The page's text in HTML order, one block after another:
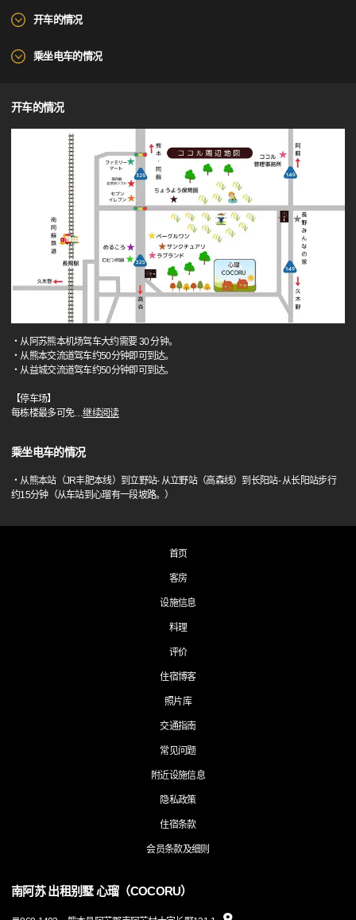
开车的情况
乘坐电车的情况
开车的情况
・从阿苏熊本机场驾车大约需要 30 分钟。
・从熊本交流道驾车约50分钟即可到达。
・从益城交流道驾车约50分钟即可到达。
【停车场】
每栋楼最多可免…继续阅读
乘坐电车的情况
・从熊本站（JR丰肥本线）到立野站- 从立野站（高森线）到长阳站- 从长阳站步行
约15分钟（从车站到心瑠有一段坡路。）
首页
客房
设施信息
料理
评价
住宿博客
照片库
交通指南
常见问题
附近设施信息
隐私政策
住宿条款
会员条款及细则
南阿苏 出租别墅 心瑠（COCORU）